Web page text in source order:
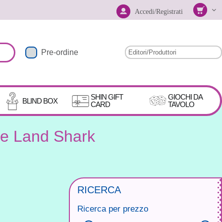
Accedi/Registrati
Pre-ordine
BLIND BOX
SHIN GIFT
CARD
GIOCHI DA
TAVOLO
Land Shark
RICERCA
Ricerca per prezzo